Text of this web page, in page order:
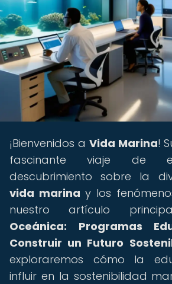
¡Bienvenidos a Vida Marina!
fascinante viaje de
descubrimiento sobre la
vida marina y los
nuestro artículo
Oceánica: Programas
Construir un Futuro
exploraremos cómo la
influir en la sostenibilidad